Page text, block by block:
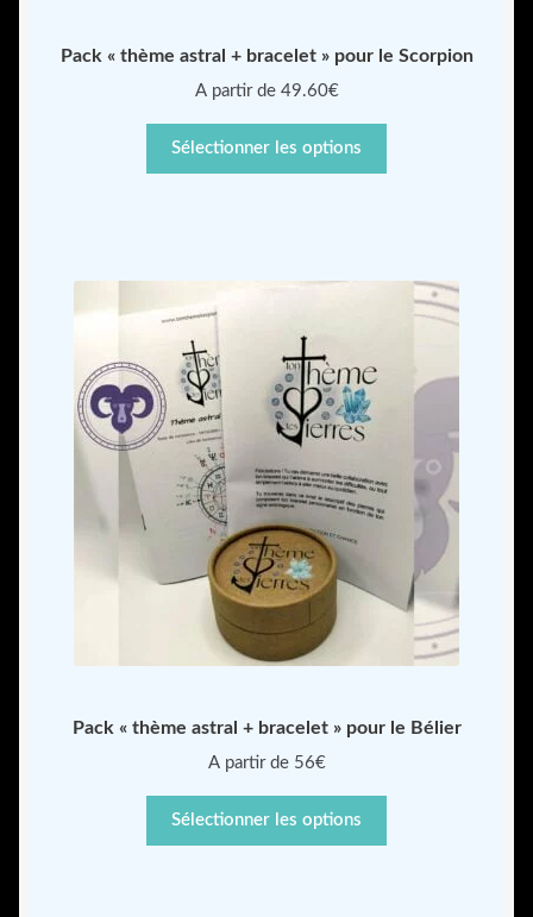
Pack « thème astral + bracelet » pour le Scorpion
A partir de 49.60€
Sélectionner les options
Pack « thème astral + bracelet » pour le Bélier
A partir de 56€
Sélectionner les options